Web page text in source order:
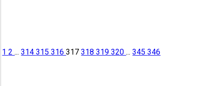
12... 314315316317 318319320... 345346